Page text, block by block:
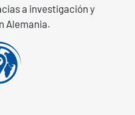
a investigación y
Alemania.